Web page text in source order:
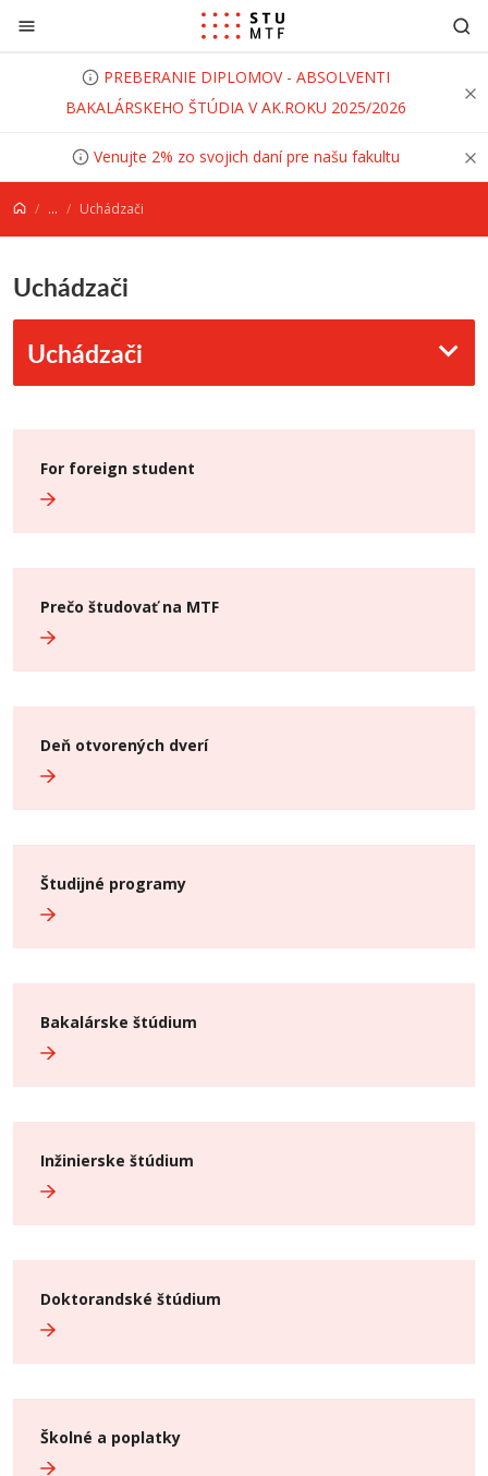
Prejsť na obsah
PREBERANIE DIPLOMOV - ABSOLVENTI
BAKALÁRSKEHO ŠTÚDIA V AK.ROKU 2025/2026
Venujte 2% zo svojich daní pre našu fakultu
... Uchádzači
Uchádzači
Uchádzači
For foreign student
Prečo študovať na MTF
Deň otvorených dverí
Študijné programy
Bakalárske štúdium
Inžinierske štúdium
Doktorandské štúdium
Školné a poplatky